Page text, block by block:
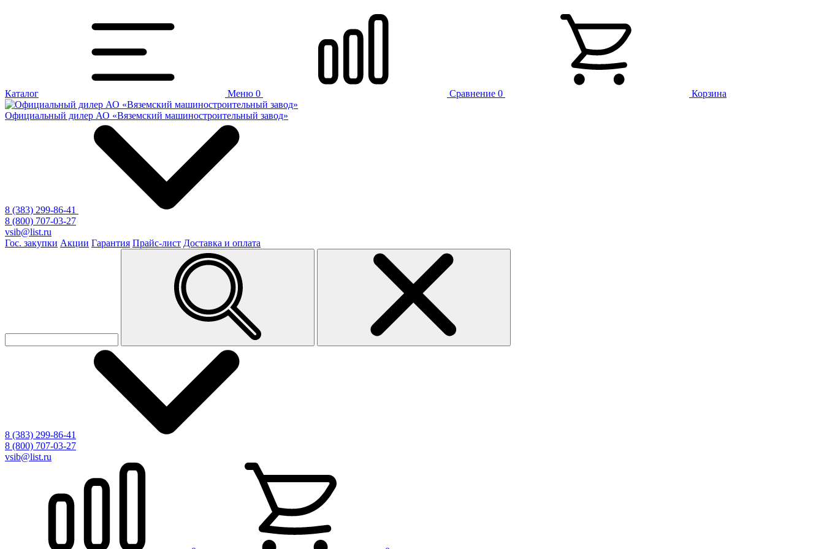
Каталог Меню 0 Сравнение 0 Корзина
Официальный дилер АО «Вяземский машиностроительный завод»
8 (383) 299-86-41
8 (800) 707-03-27
vsib@list.ru
Гос. закупки Акции Гарантия Прайс-лист Доставка и оплата
8 (383) 299-86-41
8 (800) 707-03-27
vsib@list.ru